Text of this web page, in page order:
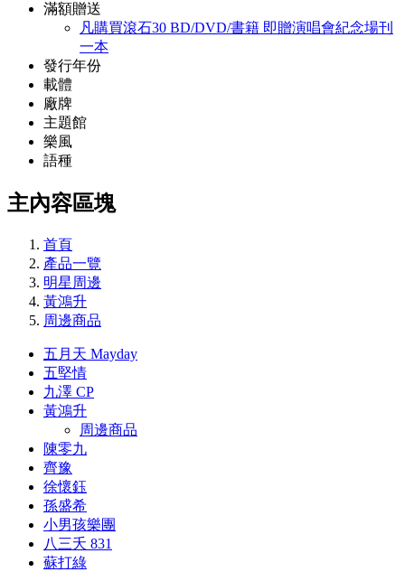
滿額贈送
凡購買滾石30 BD/DVD/書籍 即贈演唱會紀念場刊
一本
發行年份
載體
廠牌
主題館
樂風
語種
主內容區塊
首頁
產品一覽
明星周邊
黃鴻升
周邊商品
五月天 Mayday
五堅情
九澤 CP
黃鴻升
周邊商品
陳零九
齊豫
徐懷鈺
孫盛希
小男孩樂團
八三夭 831
蘇打綠